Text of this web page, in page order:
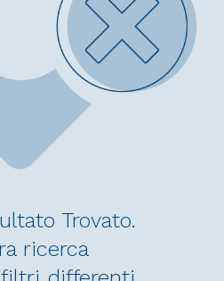
Trovato.
ricerca